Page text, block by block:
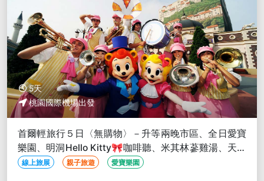
5天
桃園國際機場出發
首爾輕旅行５日〈無購物〉－升等兩晚市區、全日愛寶
樂園、明洞Hello Kitty🎀咖啡聽、米其林蔘雞湯、天空
步道
線上旅展 親子旅遊 愛寶樂園